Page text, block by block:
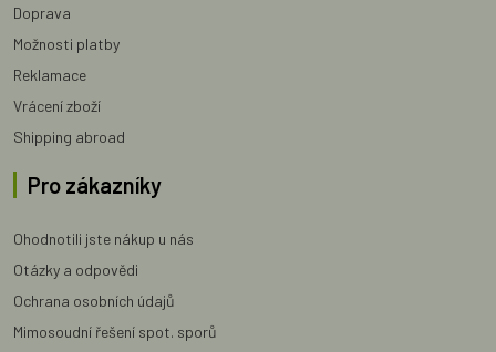
Doprava
Možnosti platby
Reklamace
Vrácení zboží
Shipping abroad
Pro zákazníky
Ohodnotili jste nákup u nás
Otázky a odpovědi
Ochrana osobních údajů
Mimosoudní řešení spot. sporů